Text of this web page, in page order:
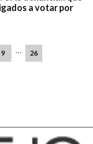
a votar por
9 … 26